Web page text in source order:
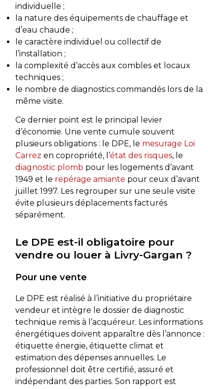
individuelle ;
la nature des équipements de chauffage et
d’eau chaude ;
le caractère individuel ou collectif de
l’installation ;
la complexité d’accès aux combles et locaux
techniques ;
le nombre de diagnostics commandés lors de la
même visite.
Ce dernier point est le principal levier
d’économie. Une vente cumule souvent
plusieurs obligations : le DPE, le mesurage Loi
Carrez en copropriété, l’état des risques, le
diagnostic plomb pour les logements d’avant
1949 et le repérage amiante pour ceux d’avant
juillet 1997. Les regrouper sur une seule visite
évite plusieurs déplacements facturés
séparément.
Le DPE est-il obligatoire pour
vendre ou louer à Livry-Gargan ?
Pour une vente
Le DPE est réalisé à l’initiative du propriétaire
vendeur et intègre le dossier de diagnostic
technique remis à l’acquéreur. Les informations
énergétiques doivent apparaître dès l’annonce :
étiquette énergie, étiquette climat et
estimation des dépenses annuelles. Le
professionnel doit être certifié, assuré et
indépendant des parties. Son rapport est